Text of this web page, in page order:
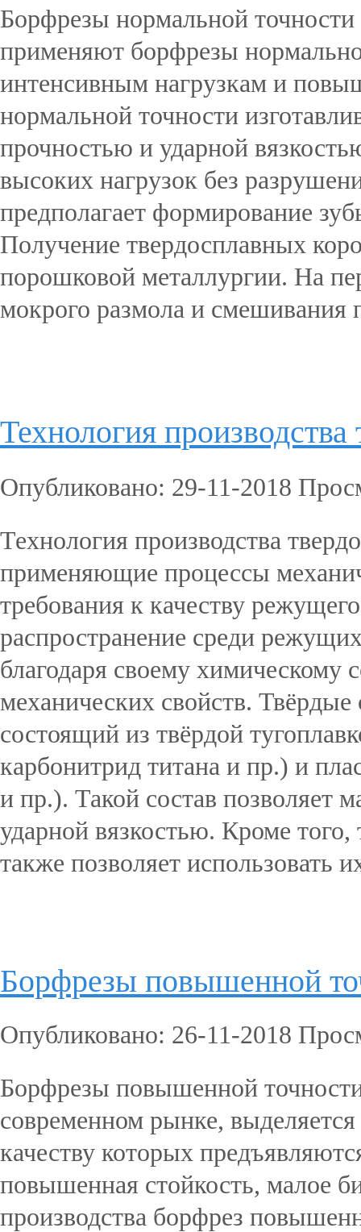
Борфрезы нормальной
применяют борфрезы
интенсивным нагрузкам и
нормальной точности
прочностью и ударной
высоких нагрузок без
предполагает формирование
Получение твердосплавных
порошковой металлургии. На
мокрого размола и смешивания
Технология
Опубликовано: 29-11-2018
Технология производства
применяющие процессы
требования к качеству
распространение среди
благодаря своему химическому
механических свойств.
состоящий из твёрдой
карбонитрид титана и пр.) и
и пр.). Такой состав позволяет
ударной вязкостью. Кроме
также позволяет использовать
Борфрезы повышенной
Опубликовано: 26-11-2018
Борфрезы повышенной
современном рынке,
качеству которых
повышенная стойкость, малое
производства борфрез